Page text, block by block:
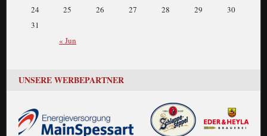
« Jun
24
25 26 27 28 29
30
31
UNSERE WERBEPARTNER